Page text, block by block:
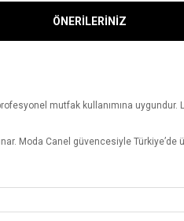
ÖNERİLERİNİZ
mutfak kullanımına uygundur.
Moda Canel güvencesiyle Türkiye’de